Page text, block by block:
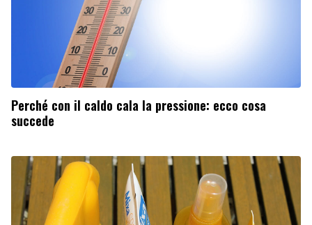
Perché con il caldo cala la pressione: ecco cosa
succede